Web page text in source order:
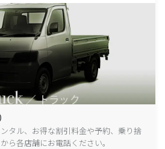
タル、お得な割引料金や予約、乗り捨
ら各店舗にお電話ください。